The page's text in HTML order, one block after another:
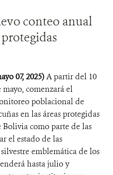
conteo anual
07, 2025)A partir del 10
mayo, comenzará el
poblacional de
en las áreas protegidas
Bolivia como parte de las
el estado de las
emblemática de los
hasta julio y